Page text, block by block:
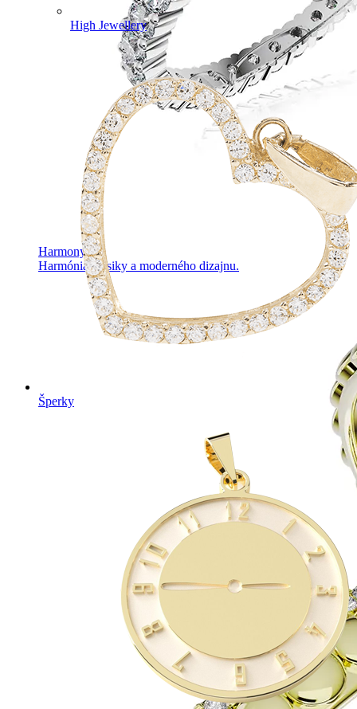
Harmony
Harmónia klasiky a moderného dizajnu.
High Jewellery
Šperky